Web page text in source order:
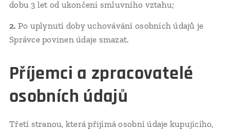
dobu 3 let od ukončení smluvního vztahu;
2. Po uplynutí doby uchovávání osobních údajů je
Správce povinen údaje smazat.
Příjemci a zpracovatelé
osobních údajů
Třetí stranou, která přijímá osobní údaje kupujícího,